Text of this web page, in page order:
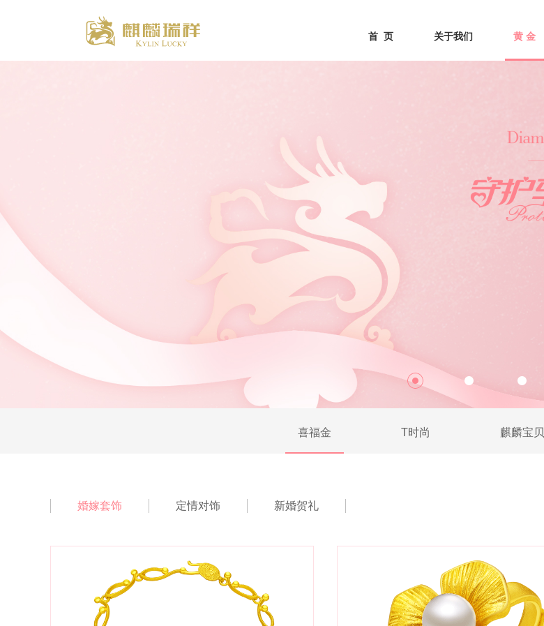
首  页 关于我们 黄 金
喜福金 T时尚 麒麟宝贝
婚嫁套饰 定情对饰 新婚贺礼